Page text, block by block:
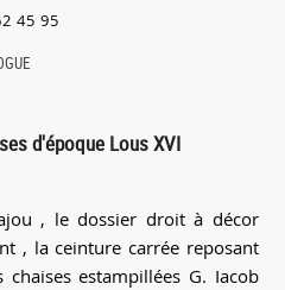
45 95
d'époque Lous XVI
, le dossier droit à décor
, la ceinture carrée reposant
estampillées G. Iacob